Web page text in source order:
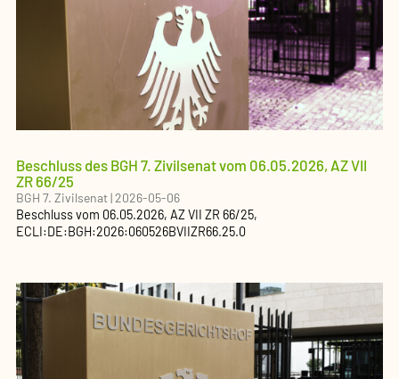
Beschluss des BGH 7. Zivilsenat vom 06.05.2026, AZ VII
ZR 66/25
BGH 7. Zivilsenat|2026-05-06
Beschlussvom 06.05.2026, AZVII ZR 66/25,
ECLI:DE:BGH:2026:060526BVIIZR66.25.0